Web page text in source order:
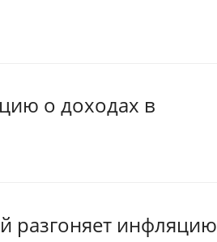
о доходах в
разгоняет инфляцию